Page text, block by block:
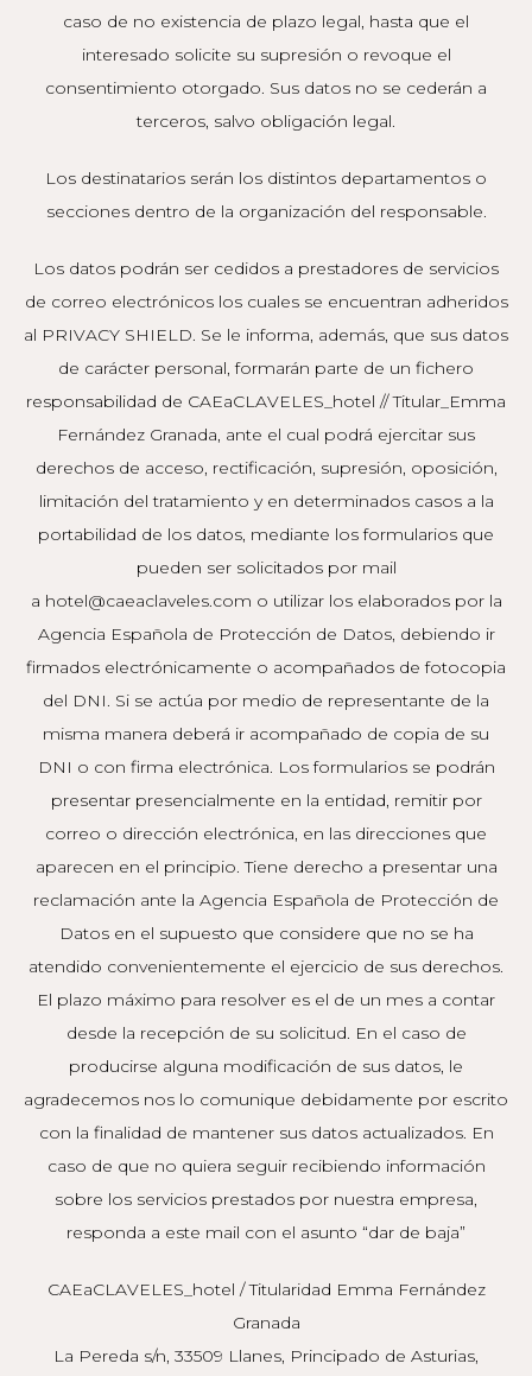
caso de no existencia de plazo legal, hasta que el
interesado solicite su supresión o revoque el
consentimiento otorgado. Sus datos no se cederán a
terceros, salvo obligación legal.
Los destinatarios serán los distintos departamentos o
secciones dentro de la organización del responsable.
Los datos podrán ser cedidos a prestadores de servicios
de correo electrónicos los cuales se encuentran adheridos
al PRIVACY SHIELD. Se le informa, además, que sus datos
de carácter personal, formarán parte de un fichero
responsabilidad de CAEaCLAVELES_hotel // Titular_Emma
Fernández Granada, ante el cual podrá ejercitar sus
derechos de acceso, rectificación, supresión, oposición,
limitación del tratamiento y en determinados casos a la
portabilidad de los datos, mediante los formularios que
pueden ser solicitados por mail
a hotel@caeaclaveles.com o utilizar los elaborados por la
Agencia Española de Protección de Datos, debiendo ir
firmados electrónicamente o acompañados de fotocopia
del DNI. Si se actúa por medio de representante de la
misma manera deberá ir acompañado de copia de su
DNI o con firma electrónica. Los formularios se podrán
presentar presencialmente en la entidad, remitir por
correo o dirección electrónica, en las direcciones que
aparecen en el principio. Tiene derecho a presentar una
reclamación ante la Agencia Española de Protección de
Datos en el supuesto que considere que no se ha
atendido convenientemente el ejercicio de sus derechos.
El plazo máximo para resolver es el de un mes a contar
desde la recepción de su solicitud. En el caso de
producirse alguna modificación de sus datos, le
agradecemos nos lo comunique debidamente por escrito
con la finalidad de mantener sus datos actualizados. En
caso de que no quiera seguir recibiendo información
sobre los servicios prestados por nuestra empresa,
responda a este mail con el asunto “dar de baja”
CAEaCLAVELES_hotel / Titularidad Emma Fernández
Granada
La Pereda s/n, 33509 Llanes, Principado de Asturias,